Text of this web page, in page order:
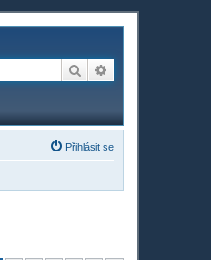
Hledat
Přihlásit se